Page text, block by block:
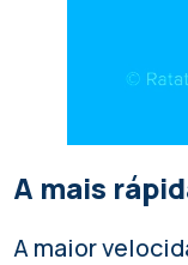
A mais
A maior